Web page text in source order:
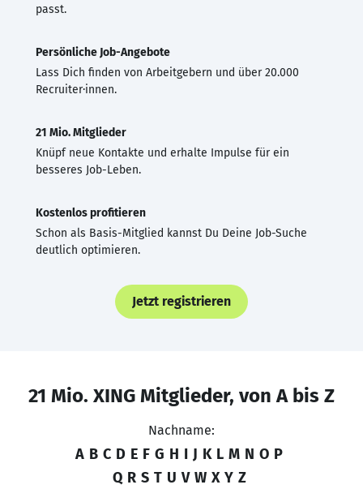
passt.
Persönliche Job-Angebote
Lass Dich finden von Arbeitgebern und über 20.000
Recruiter·innen.
21 Mio. Mitglieder
Knüpf neue Kontakte und erhalte Impulse für ein
besseres Job-Leben.
Kostenlos profitieren
Schon als Basis-Mitglied kannst Du Deine Job-Suche
deutlich optimieren.
Jetzt registrieren
21 Mio. XING Mitglieder, von A bis Z
Nachname:
A B C D E F G H I J K L M N O P
Q R S T U V W X Y Z